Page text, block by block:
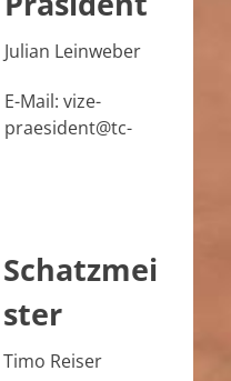
Julian Leinweber
E-Mail: vize-
praesident@tc-
Schatzmei
ster
Timo Reiser